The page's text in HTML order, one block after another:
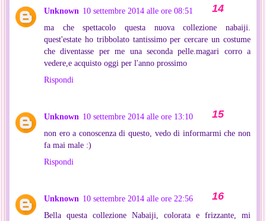
Unknown 10 settembre 2014 alle ore 08:51
ma che spettacolo questa nuova collezione nabaiji.
quest'estate ho tribbolato tantissimo per cercare un costume
che diventasse per me una seconda pelle.magari corro a
vedere,e acquisto oggi per l'anno prossimo
Rispondi
Unknown 10 settembre 2014 alle ore 13:10
non ero a conoscenza di questo, vedo di informarmi che non
fa mai male :)
Rispondi
Unknown 10 settembre 2014 alle ore 22:56
Bella questa collezione Nabaiji, colorata e frizzante, mi